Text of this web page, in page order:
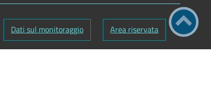
Dati sul monitoraggio Area riservata